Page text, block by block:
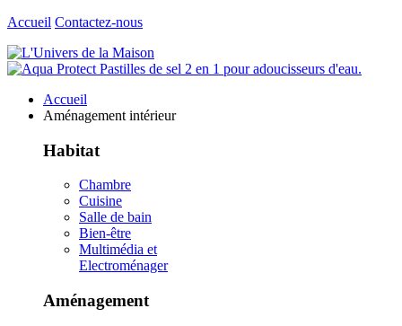
Accueil Contactez-nous
Accueil
Aménagement intérieur
Habitat
Chambre
Cuisine
Salle de bain
Bien-être
Multimédia et
Electroménager
Aménagement